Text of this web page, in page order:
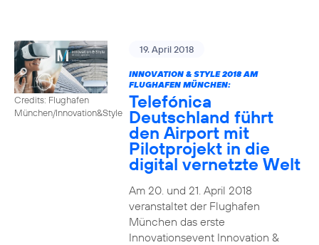
Credits: Flughafen
München/Innovation&Style
19. April 2018
INNOVATION & STYLE 2018 AM
FLUGHAFEN MÜNCHEN:
Telefónica
Deutschland führt
den Airport mit
Pilotprojekt in die
digital vernetzte Welt
Am 20. und 21. April 2018
veranstaltet der Flughafen
München das erste
Innovationsevent Innovation &